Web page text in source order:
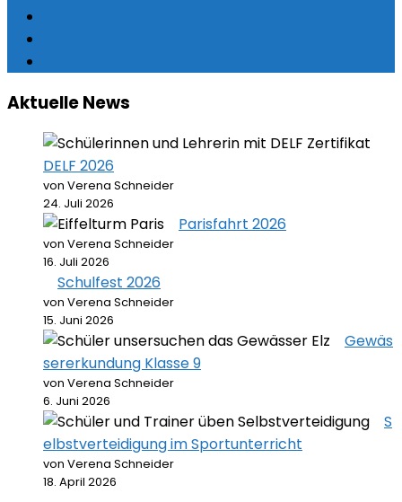
Aktuelle News
DELF 2026
von Verena Schneider
24. Juli 2026
Parisfahrt 2026
von Verena Schneider
16. Juli 2026
Schulfest 2026
von Verena Schneider
15. Juni 2026
Gewäs
sererkundung Klasse 9
von Verena Schneider
6. Juni 2026
S
elbstverteidigung im Sportunterricht
von Verena Schneider
18. April 2026